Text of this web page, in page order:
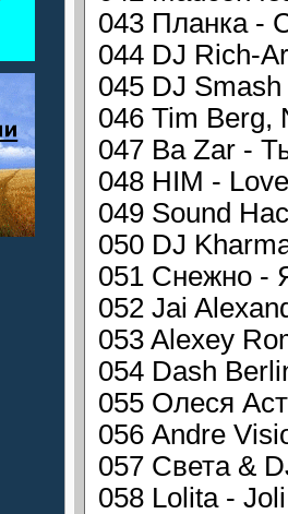
043 Планка -
044 DJ Rich-
045 DJ
046 Tim Berg,
047 Ba Zar -
048 HIM -
049 Sound
050 DJ
051 Снежно -
052 Jai
053 Alexey
054 Dash
055 Олеся
056 Andre
057 Света &
058 Lolita -